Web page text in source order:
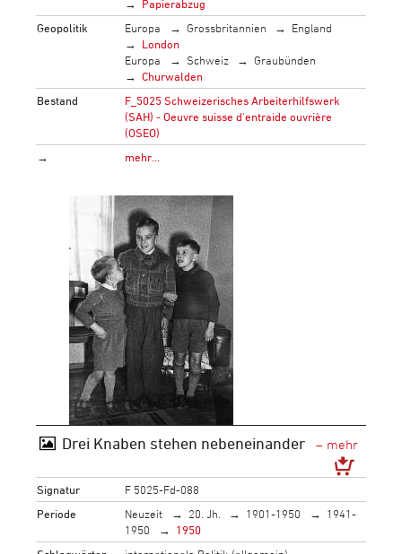
Papierabzug
Geopolitik
Europa Grossbritannien
England
London
Europa
Schweiz
Graubünden
Churwalden
Bestand
F_5025 Schweizerisches Arbeiterhilfswerk
(SAH) - Oeuvre suisse d'entraide ouvrière
(OSEO)
→
mehr…
Drei Knaben stehen nebeneinander
Signatur
F 5025-Fd-088
Periode
Neuzeit 20. Jh. 1901-1950
1941-
1950
1950